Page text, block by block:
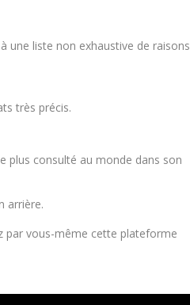
une liste non exhaustive de raisons
très précis.
plus consulté au monde dans son
arrière.
par vous-même cette plateforme